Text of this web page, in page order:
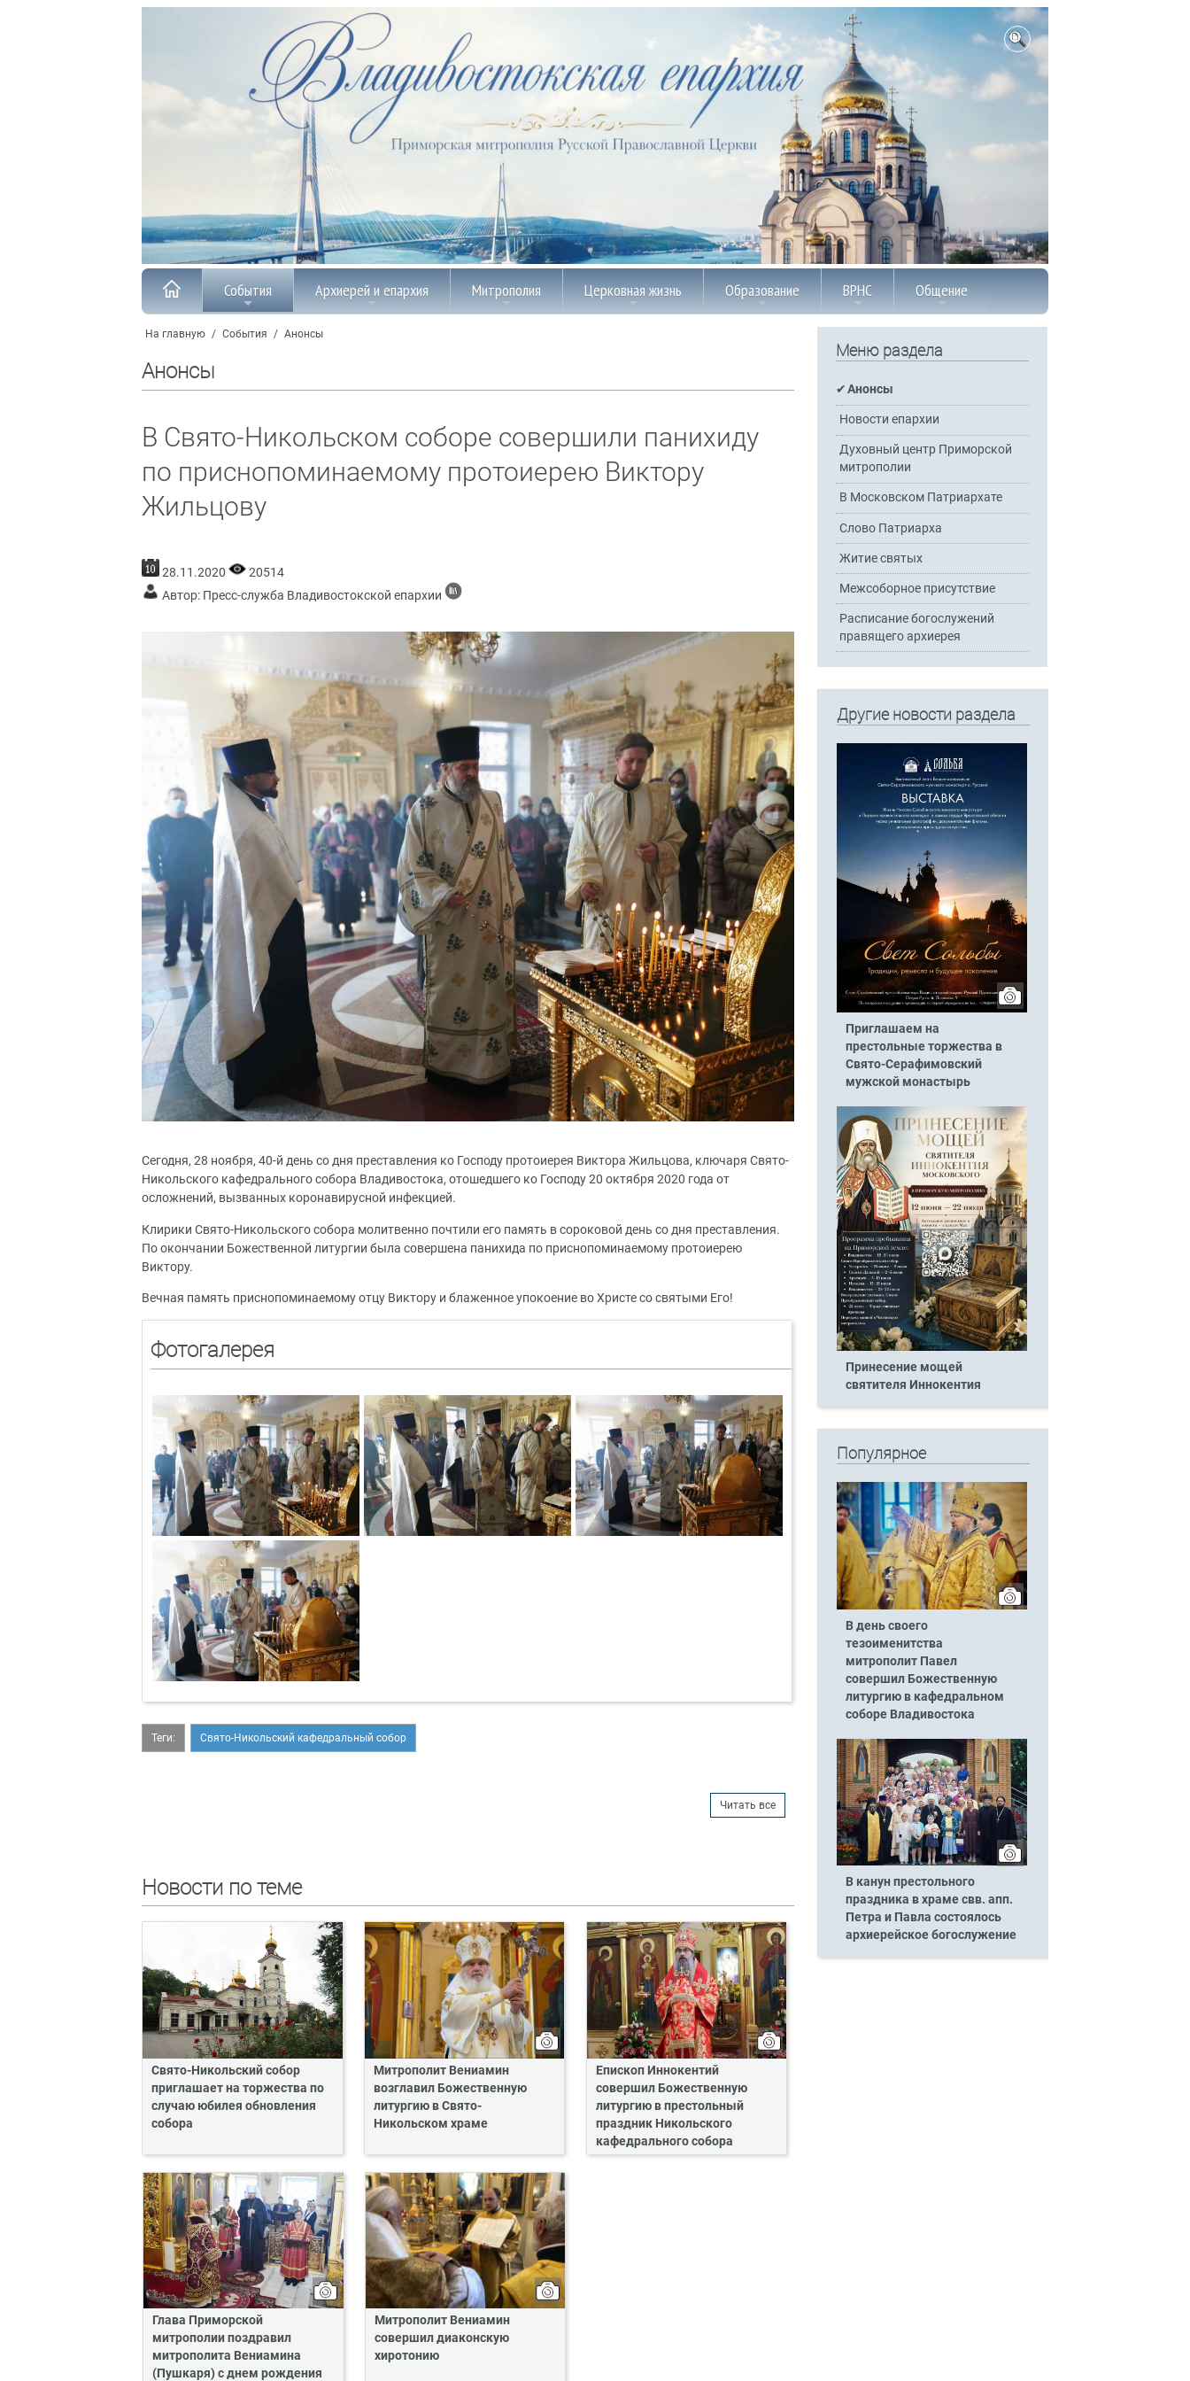
События Архиерей и епархия Митрополия Церковная жизнь Образование ВРНС Общение
На главную / События / Анонсы
Анонсы
В Свято-Никольском соборе совершили панихиду
по приснопоминаемому протоиерею Виктору
Жильцову
28.11.2020
20514
Автор: Пресс-служба Владивостокской епархии
Сегодня, 28 ноября, 40-й день со дня преставления ко Господу протоиерея Виктора Жильцова, ключаря Свято-
Никольского кафедрального собора Владивостока, отошедшего ко Господу 20 октября 2020 года от
осложнений, вызванных коронавирусной инфекцией.
Клирики Свято-Никольского собора молитвенно почтили его память в сороковой день со дня преставления.
По окончании Божественной литургии была совершена панихида по приснопоминаемому протоиерею
Виктору.
Вечная память приснопоминаемому отцу Виктору и блаженное упокоение во Христе со святыми Его!
Фотогалерея
Теги: Свято-Никольский кафедральный собор
Читать все
Новости по теме
Свято-Никольский собор
приглашает на торжества по
случаю юбилея обновления
собора
Митрополит Вениамин
возглавил Божественную
литургию в Свято-
Никольском храме
Епископ Иннокентий
совершил Божественную
литургию в престольный
праздник Никольского
кафедрального собора
Глава Приморской
митрополии поздравил
митрополита Вениамина
(Пушкаря) с днем рождения
Митрополит Вениамин
совершил диаконскую
хиротонию
Меню раздела
Анонсы
Новости епархии
Духовный центр Приморской
митрополии
В Московском Патриархате
Слово Патриарха
Житие святых
Межсоборное присутствие
Расписание богослужений
правящего архиерея
Другие новости раздела
Приглашаем на
престольные торжества в
Свято-Серафимовский
мужской монастырь
Принесение мощей
святителя Иннокентия
Популярное
В день своего
тезоименитства
митрополит Павел
совершил Божественную
литургию в кафедральном
соборе Владивостока
В канун престольного
праздника в храме свв. апп.
Петра и Павла состоялось
архиерейское богослужение